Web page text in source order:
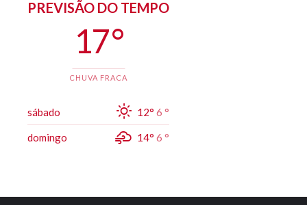
PREVISÃO DO TEMPO
17 °
CHUVA FRACA
sábado 12° 6 °
domingo 14° 6 °